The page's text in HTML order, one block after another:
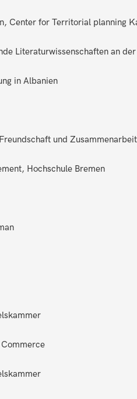
Center for Territorial planning
Literaturwissenschaften an
in Albanien
und
Hochschule Bremen